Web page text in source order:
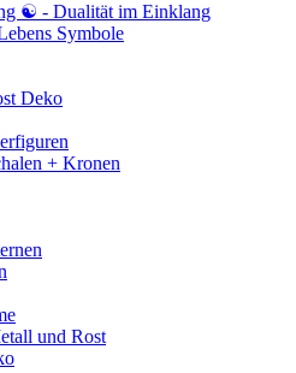
☯ - Dualität im Einklang
Symbole
Deko
+ Kronen
und Rost